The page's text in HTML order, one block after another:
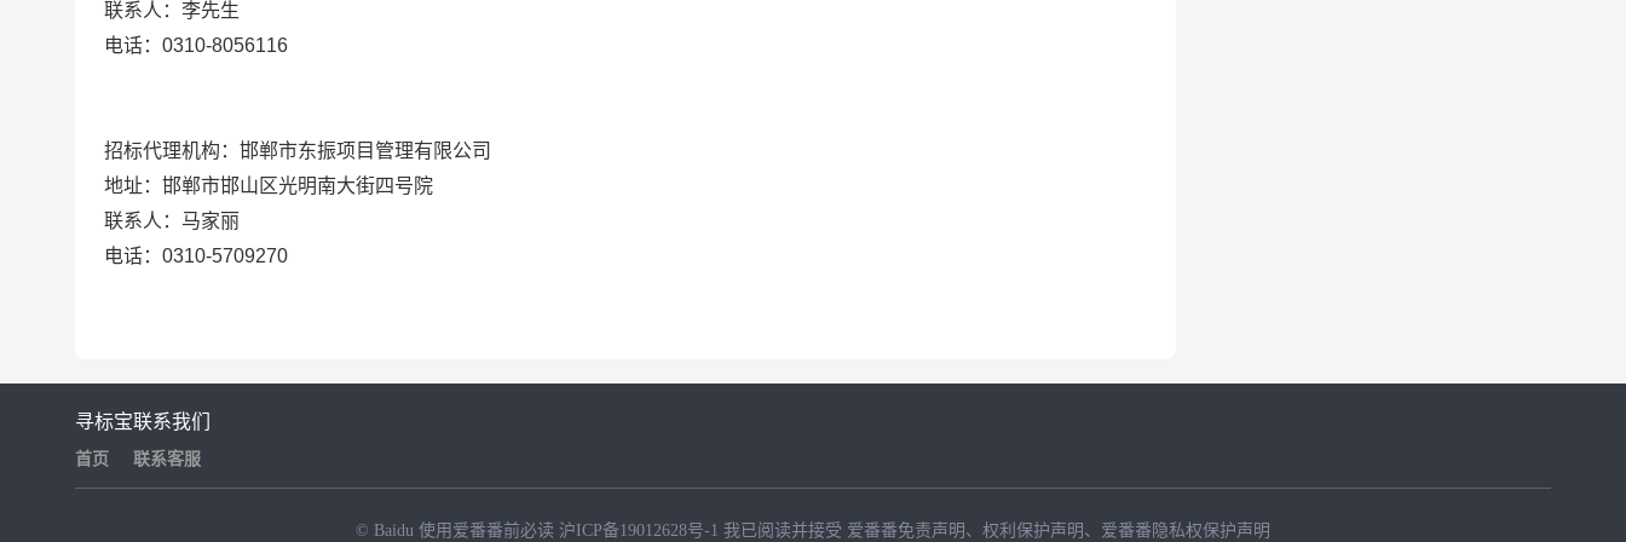
联系人： 李先生
电话：0310-8056116
招标代理机构：邯郸市东振项目管理有限公司
地址：邯郸市邯山区光明南大街四号院
联系人：马家丽
电话：0310-5709270
寻标宝
首页
联系我们
联系客服
© Baidu 使用爱番番前必读 沪ICP备19012628号-1 我已阅读并接受 爱番番免责声明 、 权利保护声明 、 爱番番隐私权保护声明